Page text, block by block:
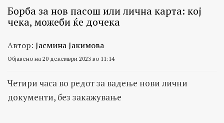
Борба за нов пасош или лична карта: кој
чека, можеби ќе дочека
Автор: Јасмина Јакимова
Објавено на 20 декември 2023 во 11:14
Четири часа во редот за вадење нови лични
документи, без закажување